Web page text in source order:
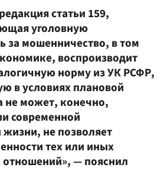
статьи 159,
уголовную
за мошенничество, в том
воспроизводит
норму из УК РСФР,
в условиях плановой
не может, конечно,
современной
не позволяет
тех или иных
— пояснил